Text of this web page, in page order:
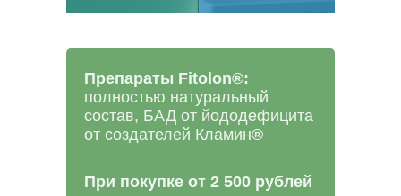
Препараты Fitolon®:
полностью натуральный
состав, БАД от йододефицита
от создателей Кламин®
При покупке от 2 500 рублей